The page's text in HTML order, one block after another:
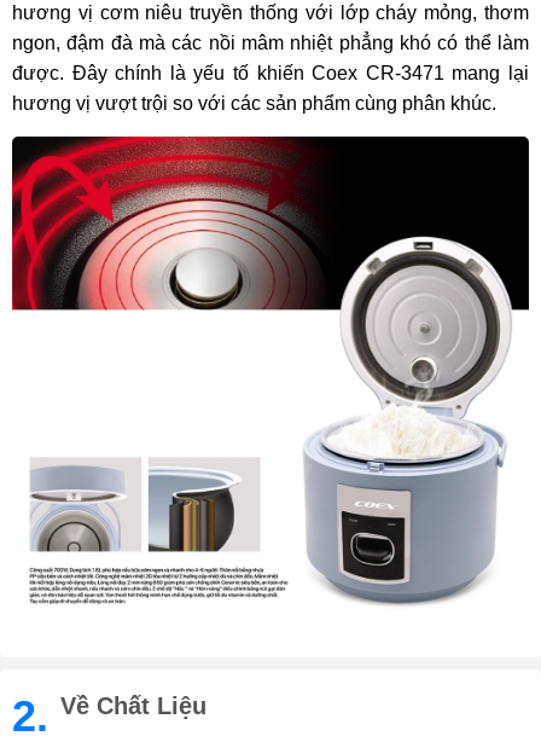
hương vị cơm niêu truyền thống với lớp cháy mỏng, thơm
ngon, đậm đà mà các nồi mâm nhiệt phẳng khó có thể làm
được. Đây chính là yếu tố khiến Coex CR-3471 mang lại
hương vị vượt trội so với các sản phẩm cùng phân khúc.
2. Về Chất Liệu